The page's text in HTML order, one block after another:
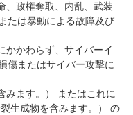
、政権奪取、内乱、武装
たは暴動による故障及び
かかわらず、サイバーイ
傷またはサイバー攻撃に
みます。） またはこれに
生成物を含みます。） の